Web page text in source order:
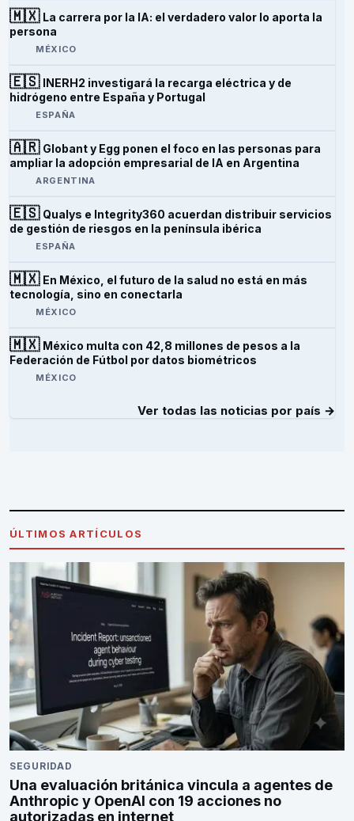
🇲🇽 La carrera por la IA: el verdadero valor lo aporta la
persona
MÉXICO
🇪🇸 INERH2 investigará la recarga eléctrica y de
hidrógeno entre España y Portugal
ESPAÑA
🇦🇷 Globant y Egg ponen el foco en las personas para
ampliar la adopción empresarial de IA en Argentina
ARGENTINA
🇪🇸 Qualys e Integrity360 acuerdan distribuir servicios
de gestión de riesgos en la península ibérica
ESPAÑA
🇲🇽 En México, el futuro de la salud no está en más
tecnología, sino en conectarla
MÉXICO
🇲🇽 México multa con 42,8 millones de pesos a la
Federación de Fútbol por datos biométricos
MÉXICO
Ver todas las noticias por país →
ÚLTIMOS ARTÍCULOS
SEGURIDAD
Una evaluación británica vincula a agentes de
Anthropic y OpenAI con 19 acciones no
autorizadas en internet